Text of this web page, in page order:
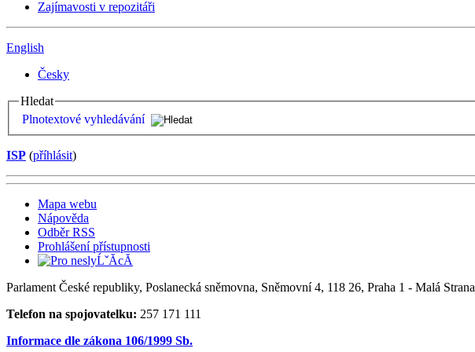
Zajímavosti v repozitáři
English
Česky
Hledat
Plnotextové vyhledávání
ISP (příhlásit)
Mapa webu
Nápověda
Odběr RSS
Prohlášení přístupnosti
Parlament České republiky, Poslanecká sněmovna, Sněmovní 4, 118 26, Praha 1 - Malá Strana
Telefon na spojovatelku: 257 171 111
Informace dle zákona 106/1999 Sb.